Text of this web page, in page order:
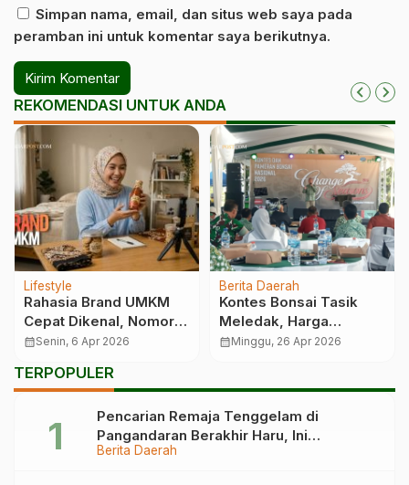
Simpan nama, email, dan situs web saya pada
peramban ini untuk komentar saya berikutnya.
REKOMENDASI UNTUK ANDA
Lifestyle
Rahasia Brand UMKM
Cepat Dikenal, Nomor 3
Paling Ampuh
calendar_monthSenin, 6 Apr 2026
Berita Daerah
Kontes Bonsai Tasik
Meledak, Harga
Tanaman Tembus
calendar_monthMinggu, 26 Apr 2026
TERPOPULER
Berita Daerah
Pencarian Remaja Tenggelam di
Pangandaran Berakhir Haru, Ini
Kronologinya